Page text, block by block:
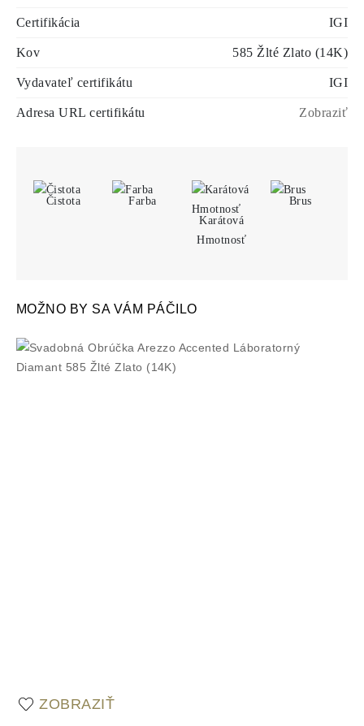
Certifikácia IGI
Kov 585 Žlté Zlato (14K)
Vydavateľ certifikátu IGI
Adresa URL certifikátu Zobraziť
Čistota
Farba
Karátová
Hmotnosť
Brus
MOŽNO BY SA VÁM PÁČILO
ZOBRAZIŤ